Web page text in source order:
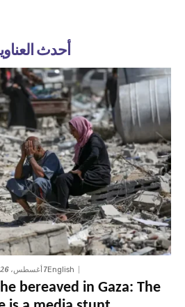
أحدث
English7 أغسطس، 2026
bereaved in Gaza: The